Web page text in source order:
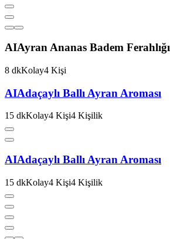
AIAyran Ananas Badem Ferahlığı
8 dkKolay4 Kişi
AIAdaçaylı Ballı Ayran Aroması
15 dkKolay4 Kişi4 Kişilik
AIAdaçaylı Ballı Ayran Aroması
15 dkKolay4 Kişi4 Kişilik